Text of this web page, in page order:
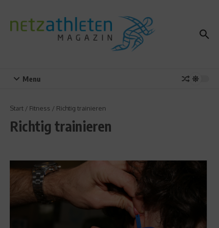
Menu
Start / Fitness / Richtig trainieren
Richtig trainieren